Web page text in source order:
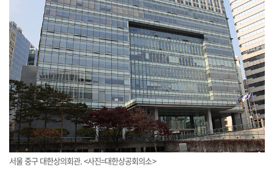
서울 중구 대한상의회관. <사진=대한상공회의소>